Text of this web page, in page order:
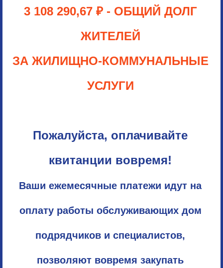
3 108 290,67 ₽ - ОБЩИЙ ДОЛГ
ЖИТЕЛЕЙ
ЗА ЖИЛИЩНО-КОММУНАЛЬНЫЕ
УСЛУГИ
Пожалуйста, оплачивайте
квитанции вовремя!
Ваши ежемесячные платежи идут на
оплату работы обслуживающих дом
подрядчиков и специалистов,
позволяют вовремя закупать